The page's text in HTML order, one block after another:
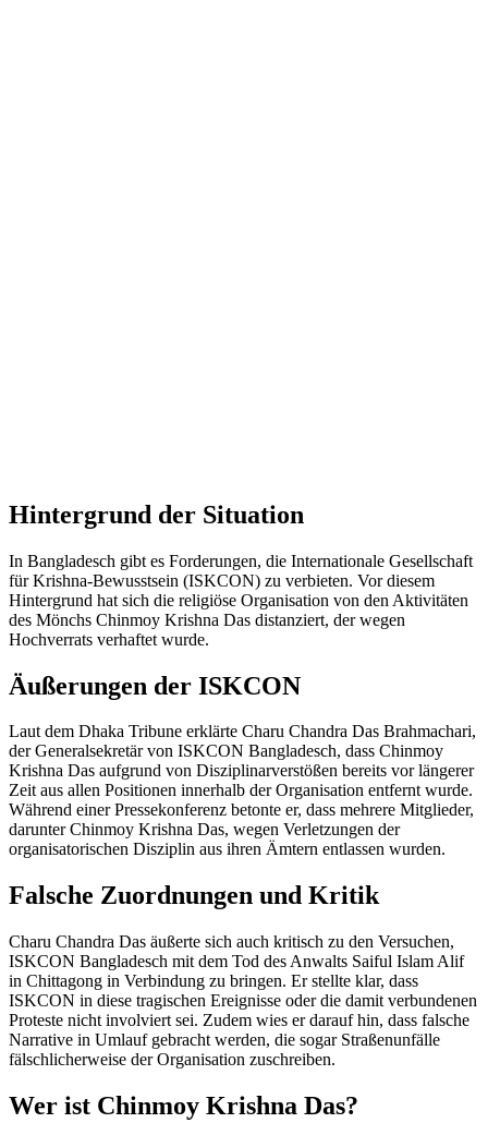
Hintergrund der Situation
In Bangladesch gibt es Forderungen, die Internationale Gesellschaft
für Krishna-Bewusstsein (ISKCON) zu verbieten. Vor diesem
Hintergrund hat sich die religiöse Organisation von den Aktivitäten
des Mönchs Chinmoy Krishna Das distanziert, der wegen
Hochverrats verhaftet wurde.
Äußerungen der ISKCON
Laut dem Dhaka Tribune erklärte Charu Chandra Das Brahmachari,
der Generalsekretär von ISKCON Bangladesch, dass Chinmoy
Krishna Das aufgrund von Disziplinarverstößen bereits vor längerer
Zeit aus allen Positionen innerhalb der Organisation entfernt wurde.
Während einer Pressekonferenz betonte er, dass mehrere Mitglieder,
darunter Chinmoy Krishna Das, wegen Verletzungen der
organisatorischen Disziplin aus ihren Ämtern entlassen wurden.
Falsche Zuordnungen und Kritik
Charu Chandra Das äußerte sich auch kritisch zu den Versuchen,
ISKCON Bangladesch mit dem Tod des Anwalts Saiful Islam Alif
in Chittagong in Verbindung zu bringen. Er stellte klar, dass
ISKCON in diese tragischen Ereignisse oder die damit verbundenen
Proteste nicht involviert sei. Zudem wies er darauf hin, dass falsche
Narrative in Umlauf gebracht werden, die sogar Straßenunfälle
fälschlicherweise der Organisation zuschreiben.
Wer ist Chinmoy Krishna Das?